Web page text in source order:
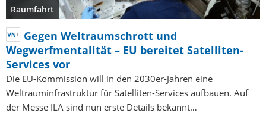
Raumfahrt
Gegen Weltraumschrott und
Wegwerfmentalität – EU bereitet Satelliten-
Services vor
Die EU-Kommission will in den 2030er-Jahren eine
Weltrauminfrastruktur für Satelliten-Services aufbauen. Auf
der Messe ILA sind nun erste Details bekannt…